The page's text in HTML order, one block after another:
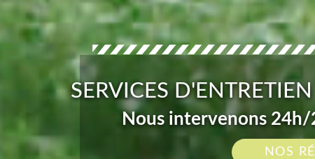
SERVICES
Nous intervenons
NOS